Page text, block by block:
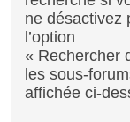
ne désactivez
l’option
« Rechercher
les sous-
affichée ci-